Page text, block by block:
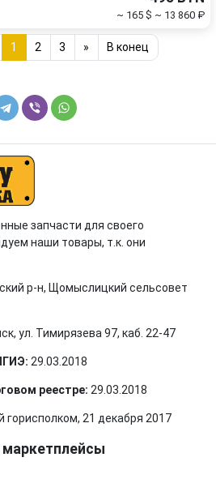
~ 165 $ ~ 13 860 ₽
1 2 3 » В конец
запчасти для своего
наши товары, т.к. они
р-н, Щомыслицкий сельсовет
ул. Тимирязева 97, каб. 22-47
29.03.2018
реестре: 29.03.2018
горисполком, 21 декабря 2017